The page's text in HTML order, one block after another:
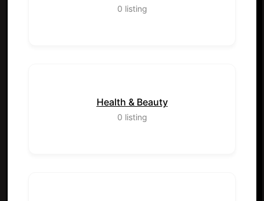
0 listing
Health & Beauty
0 listing